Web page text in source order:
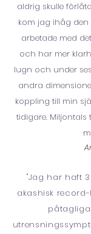
aldrig skulle
kom jag ihåg
arbetade med
och har mer
lugn och under
andra
koppling till min
tidigare.
"Jag har haft
akashisk